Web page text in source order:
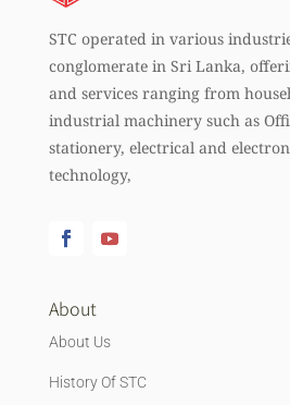
STC operated in various
conglomerate in Sri Lanka,
and services ranging from
industrial machinery such as
stationery, electrical and
technology,
About
About Us
History Of STC